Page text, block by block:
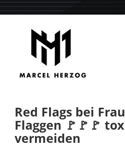
Red Flags bei
Flaggen 🚩🚩🚩
vermeiden